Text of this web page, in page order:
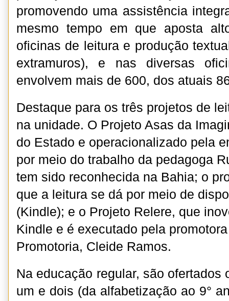
promovendo uma assistência
mesmo tempo em que aposta
oficinas de leitura e produção
extramuros), e nas diversas
envolvem mais de 600, dos atuais
Destaque para os três projetos de
na unidade. O Projeto Asas da
do Estado e operacionalizado pela
por meio do trabalho da pedagoga
tem sido reconhecida na Bahia; o
que a leitura se dá por meio de
(Kindle); e o Projeto Relere, que
Kindle e é executado pela
Promotoria, Cleide Ramos.
Na educação regular, são ofertados
um e dois (da alfabetização ao 9°